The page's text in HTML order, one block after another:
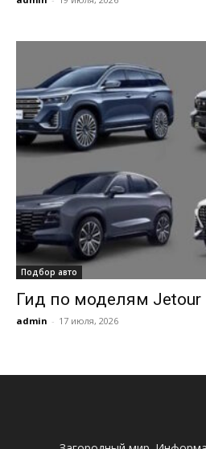
Подбор авто
Гид по моделям Jetour
admin - 17 июля, 2026